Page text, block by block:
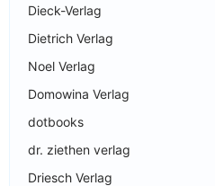
Dieck-Verlag
Dietrich Verlag
Noel Verlag
Domowina Verlag
dotbooks
dr. ziethen verlag
Driesch Verlag